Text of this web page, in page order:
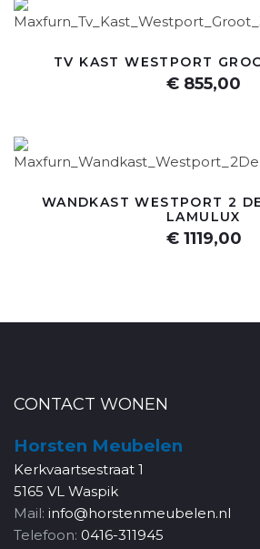
TV KAST WESTPORT
€ 855,00
WANDKAST WESTPORT 2
LAMULUX
€ 1119,00
CONTACT WONEN
Horsten Meubelen
Kerkvaartsestraat 1
5165 VL Waspik
Mail: info@horstenmeubelen.nl
Telefoon: 0416-311945